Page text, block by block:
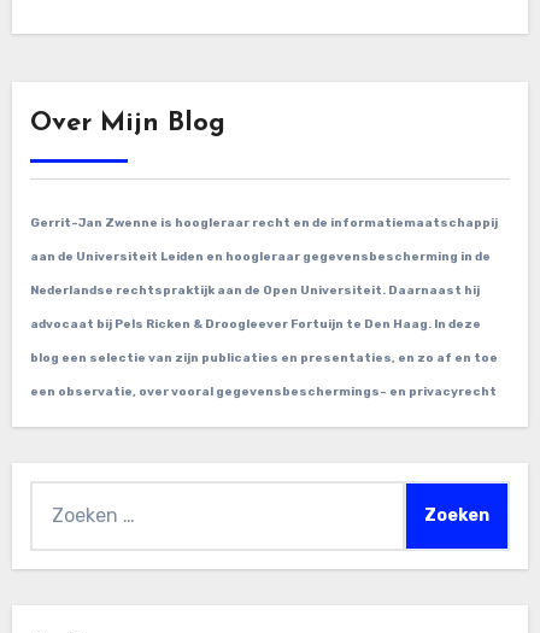
Over Mijn Blog
Gerrit-Jan Zwenne is hoogleraar recht en de informatiemaatschappij
aan de Universiteit Leiden en hoogleraar gegevensbescherming in de
Nederlandse rechtspraktijk aan de Open Universiteit. Daarnaast hij
advocaat bij Pels Ricken & Droogleever Fortuijn te Den Haag. In deze
blog een selectie van zijn publicaties en presentaties, en zo af en toe
een observatie, over vooral gegevensbeschermings- en privacyrecht